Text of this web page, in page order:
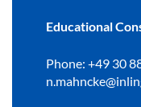
Educational
Phone: +49 30